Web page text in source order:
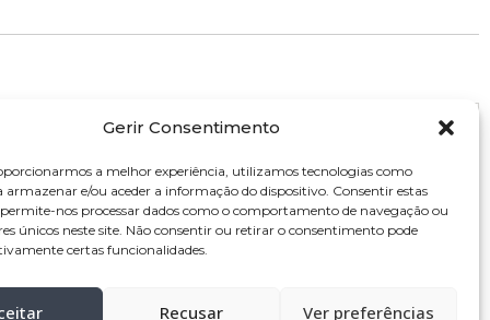
Gerir Consentimento
a melhor experiência, utilizamos tecnologias como
armazenar e/ou aceder a informação do dispositivo. Consentir estas
nos processar dados como o comportamento de navegação ou
únicos neste site. Não consentir ou retirar o consentimento pode
certas funcionalidades.
Recusar Ver preferências